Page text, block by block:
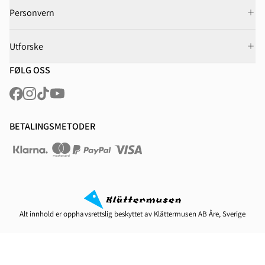
Personvern
Utforske
FØLG OSS
BETALINGSMETODER
Alt innhold er opphavsrettslig beskyttet av Klättermusen AB Åre, Sverige